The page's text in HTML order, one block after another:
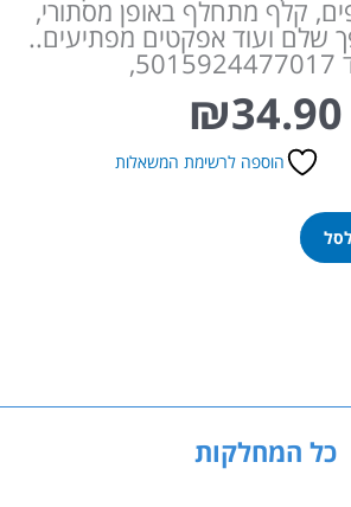
קלף מתחלף באופן מסתורי,
שלם ועוד אפקטים מפתיעים..
₪34.90
הוספה לרשימת המשאלות
כל המחלקות